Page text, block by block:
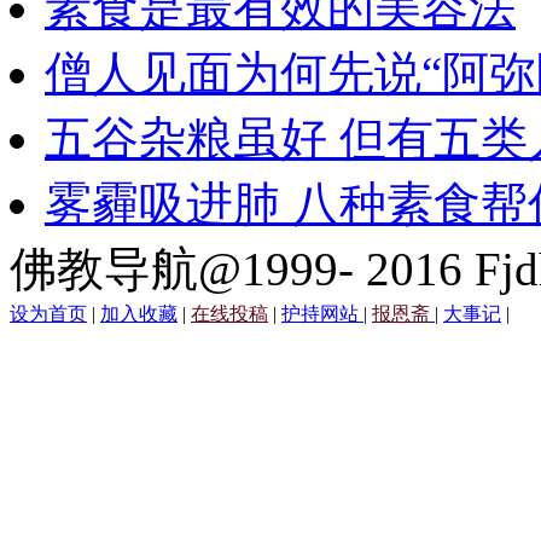
僧人见面为何先说“阿
五谷杂粮虽好 但有五
雾霾吸进肺 八种素食帮
佛教导航@1999- 2016
设为首页 | 加入收藏 | 在线投稿 | 护持网站 | 报恩斋 | 大事记 |